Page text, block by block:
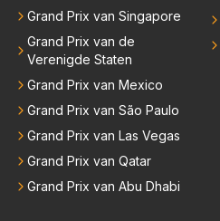
Grand Prix van Singapore
Grand Prix van de
Verenigde Staten
Grand Prix van Mexico
Grand Prix van São Paulo
Grand Prix van Las Vegas
Grand Prix van Qatar
Grand Prix van Abu Dhabi